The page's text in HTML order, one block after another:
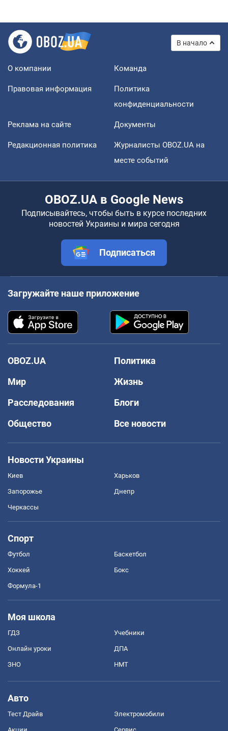
В начало
О компании Команда
Правовая информация
Политика
конфиденциальности
Реклама на сайте Документы
Редакционная политика
Журналисты OBOZ.UA на
месте событий
OBOZ.UA в Google News
Подписывайтесь, чтобы быть в курсе последних
новостей Украины и мира сегодня
Подписаться
Загружайте наше приложение
OBOZ.UA
Политика
Мир
Жизнь
Расследования
Блоги
Общество
Все новости
Новости Украины
Киев Харьков
Запорожье Днепр
Черкассы
Спорт
Футбол Баскетбол
Хоккей Бокс
Формула-1
Моя школа
ГДЗ Учебники
Онлайн уроки ДПА
ЗНО НМТ
Авто
Тест Драйв Электромобили